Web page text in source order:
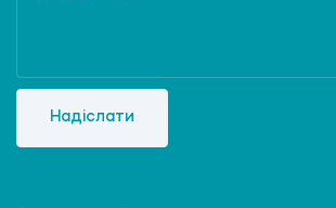
Надіслати